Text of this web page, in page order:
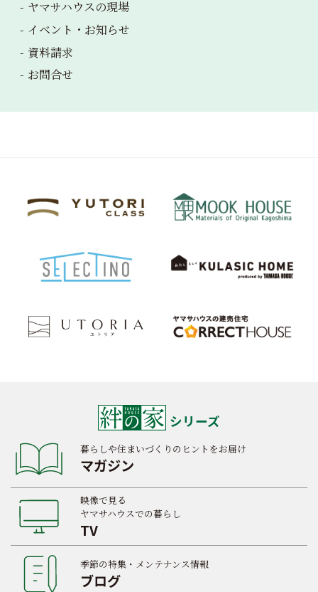
ヤマサハウスの現場
イベント・ お知らせ
資料請求
お問合せ
シリーズ
暮らしや住まいづくりのヒントをお届け
マガジン
映像で見る
ヤマサハウスでの暮らし
TV
季節の特集・メンテナンス情報
ブログ